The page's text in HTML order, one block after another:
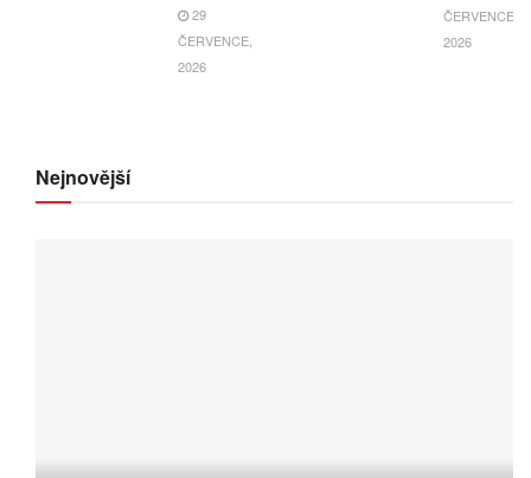
29
ČERVENCE,
2026
ČERVENCE,
2026
Nejnovější